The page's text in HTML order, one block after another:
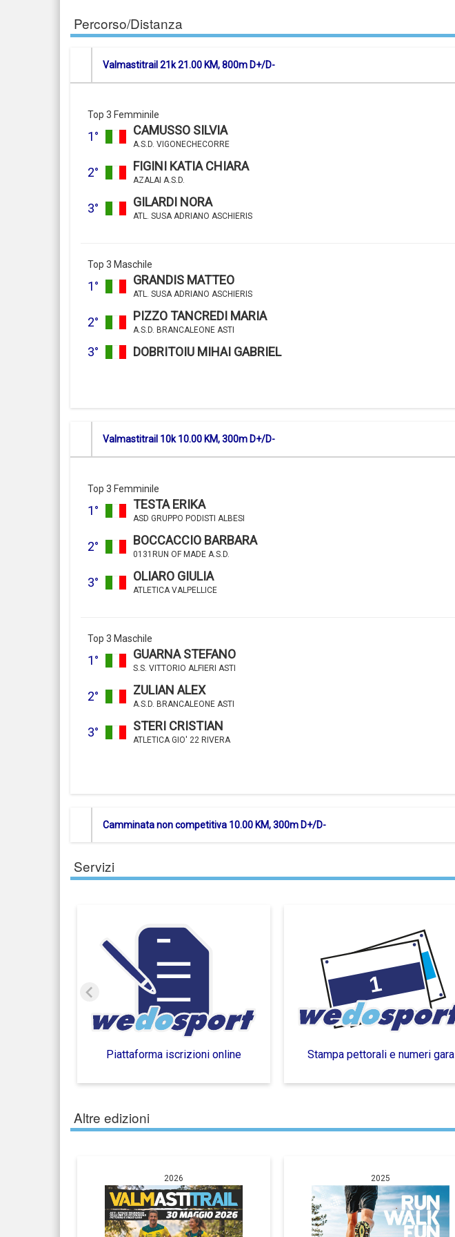
Percorso/Distanza
Valmastitrail 21k 21.00 KM, 800m D+/D-
Top 3 Femminile
1° CAMUSSO SILVIA
A.S.D. VIGONECHECORRE
2° FIGINI KATIA CHIARA
AZALAI A.S.D.
3° GILARDI NORA
ATL. SUSA ADRIANO ASCHIERIS
Top 3 Maschile
1° GRANDIS MATTEO
ATL. SUSA ADRIANO ASCHIERIS
2° PIZZO TANCREDI MARIA
A.S.D. BRANCALEONE ASTI
3° DOBRITOIU MIHAI GABRIEL
Valmastitrail 10k 10.00 KM, 300m D+/D-
Top 3 Femminile
1° TESTA ERIKA
ASD GRUPPO PODISTI ALBESI
2° BOCCACCIO BARBARA
0131RUN OF MADE A.S.D.
3° OLIARO GIULIA
ATLETICA VALPELLICE
Top 3 Maschile
1° GUARNA STEFANO
S.S. VITTORIO ALFIERI ASTI
2° ZULIAN ALEX
A.S.D. BRANCALEONE ASTI
3° STERI CRISTIAN
ATLETICA GIO' 22 RIVERA
Camminata non competitiva 10.00 KM, 300m D+/D-
Servizi
Piattaforma iscrizioni online Stampa pettorali e numeri gara
Altre edizioni
2026 2025